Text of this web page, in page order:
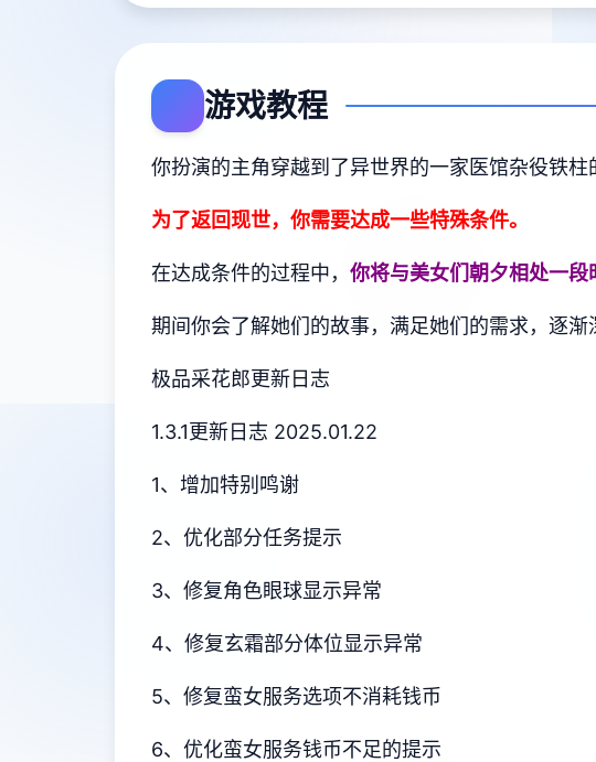
游戏教程
你扮演的主角穿越到了异世界的一家医馆杂役铁柱
为了返回现世，你需要达成一些特殊条件。
在达成条件的过程中， 你将与美女们朝夕相处一段
期间你会了解她们的故事，满足她们的需求，逐渐
极品采花郎更新日志
1.3.1更新日志 2025.01.22
1、增加特别鸣谢
2、优化部分任务提示
3、修复角色眼球显示异常
4、修复玄霜部分体位显示异常
5、修复蛮女服务选项不消耗钱币
6、优化蛮女服务钱币不足的提示